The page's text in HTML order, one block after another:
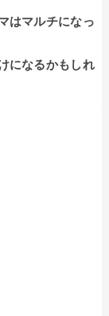
はマルチになっ
になるかもしれ